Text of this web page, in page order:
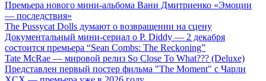
Премьера нового мини-альбома Вани Дмитриенко «Эмоции
— последствия»
The Pussycat Dolls думают о возвращении на сцену
Документальный мини-сериал о P. Diddy — 2 декабря
состоится премьера “Sean Combs: The Reckoning”
Tate McRae — мировой релиз So Close To What??? (Deluxe)
Представлен первый постер фильма "The Moment" с Чарли